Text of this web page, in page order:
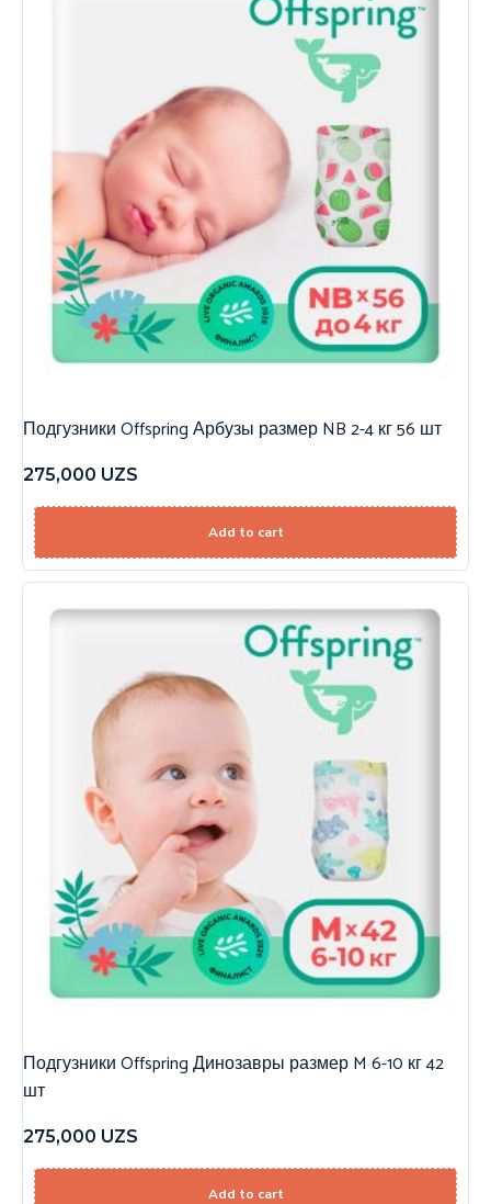
Подгузники Offspring Арбузы размер NB 2-4 кг 56 шт
275,000 UZS
Add to cart
Подгузники Offspring Динозавры размер M 6-10 кг 42
шт
275,000 UZS
Add to cart